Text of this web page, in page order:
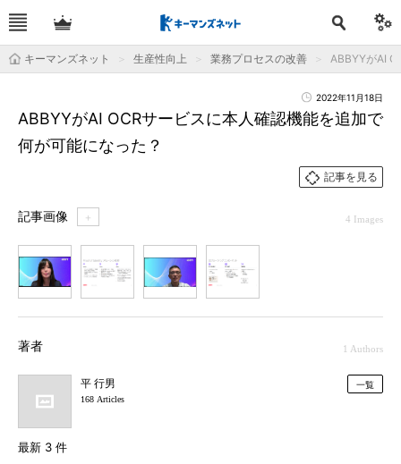
キーマンズネット 生産性向上 業務プロセスの改善 ABBYYがAI
2022年11月18日
ABBYYがAI OCRサービスに本人確認機能を追加で
何が可能になった？
記事を見る
記事画像 ＋ 4 Images
著者 1 Authors
平 行男
168 Articles
一覧
最新 3 件